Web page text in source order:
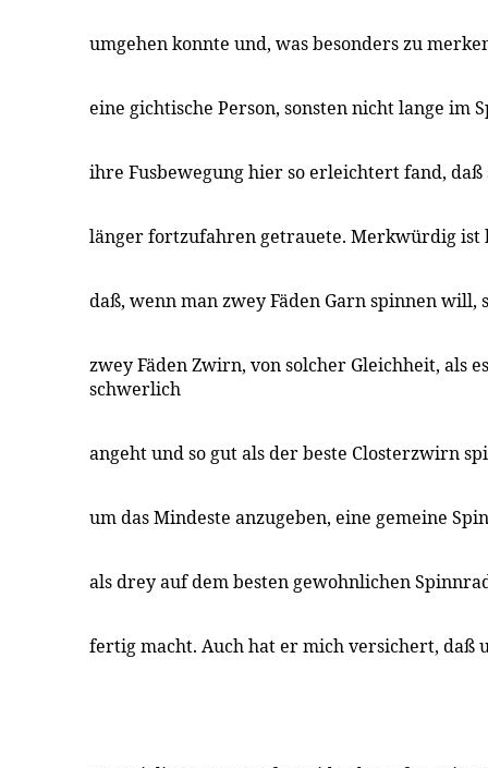
umgehen konnte und, was besonders zu
eine gichtische Person, sonsten nicht lange im
ihre Fusbewegung hier so erleichtert fand,
länger fortzufahren getrauete. Merkwürdig ist
daß, wenn man zwey Fäden Garn spinnen will,
zwey Fäden Zwirn, von solcher Gleichheit, als
schwerlich
angeht und so gut als der beste Closterzwirn
um das Mindeste anzugeben, eine gemeine
als drey auf dem besten gewohnlichen
fertig macht. Auch hat er mich versichert, daß